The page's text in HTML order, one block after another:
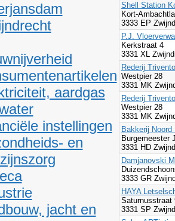
aardgas
instellingen
en
jacht en
Shell Station
Kort-
3333 EP
P.J.
Kerkstraat 4
3331 XL
Rederij
Westpier 28
3331 MK
Rederij
Westpier 28
3331 MK
Bakkerij Noord
Burgemeester
3331 HD
Damjanovski
3333 GR
HAYA
Saturnusstraat
3331 SP